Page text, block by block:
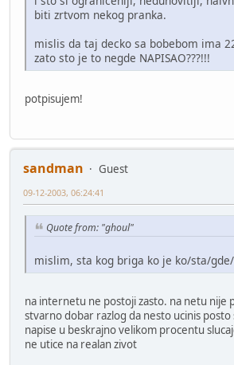
biti zrtvom nekog pranka.
mislis da taj decko sa bobebom ima
zato sto je to negde NAPISAO???!!!
potpisujem!
sandman
Guest
09-12-2003, 06:24:41
Quote from: "ghoul"
mislim, sta kog briga ko je ko/sta/
na internetu ne postoji zasto. na netu nije
stvarno dobar razlog da nesto ucinis posto
napise u beskrajno velikom procentu
ne utice na realan zivot